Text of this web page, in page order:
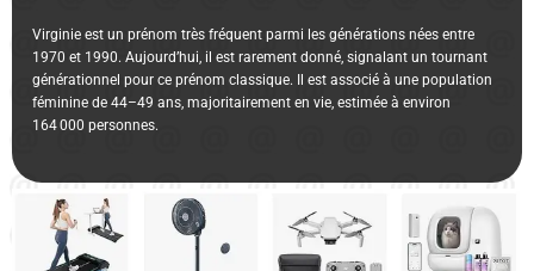
Virginie est un prénom très fréquent parmi les générations nées entre
1970 et 1990. Aujourd’hui, il est rarement donné, signalant un tournant
générationnel pour ce prénom classique. Il est associé à une population
féminine de 44–49 ans, majoritairement en vie, estimée à environ
164 000 personnes.